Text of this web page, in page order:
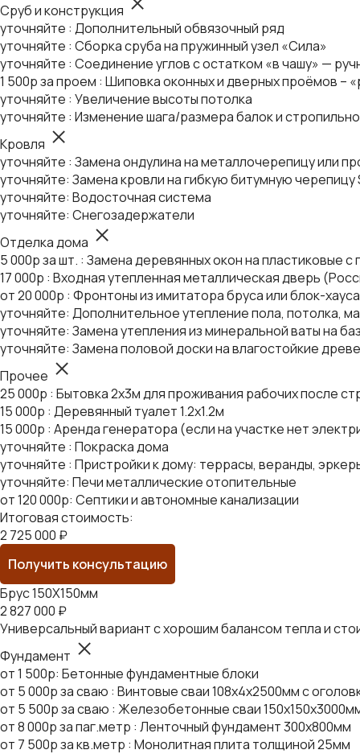
Сруб и конструкция
уточняйте : Дополнительный обвязочный ряд
уточняйте : Сборка сруба на пружинный узел «Сила»
уточняйте : Соединение углов с остатком «в чашу» —
1 500р за проем : Шиповка оконных и дверных проёмов –
уточняйте : Увеличение высоты потолка
уточняйте : Изменение шага/размера балок и
Кровля
уточняйте : Замена ондулина на металлочерепицу или
уточняйте: Замена кровли на гибкую битумную черепицу
уточняйте: Водосточная система
уточняйте: Снегозадержатели
Отделка дома
5 000р за шт. : Замена деревянных окон на пластиковые
17 000р : Входная утепленная металлическая дверь
от 20 000р : Фронтоны из имитатора бруса или блок-хауса
уточняйте: Дополнительное утепление пола, потолка,
уточняйте: Замена утепления из минеральной ваты на
уточняйте: Замена половой доски на влагостойкие
Прочее
25 000р : Бытовка 2х3м для проживания рабочих после
15 000р : Деревянный туалет 1.2х1.2м
15 000р : Аренда генератора (если на участке нет
уточняйте : Покраска дома
уточняйте : Пристройки к дому: террасы, веранды,
уточняйте: Печи металлические отопительные
от 120 000р: Септики и автономные канализации
Итоговая стоимость:
2 725 000 ₽
Получить консультацию
Брус 150Х150мм
2 827 000 ₽
Универсальный вариант с хорошим балансом тепла и
Фундамент
от 1 500р: Бетонные фундаментные блоки
от 5 000р за сваю : Винтовые сваи 108х4х2500мм с
от 5 500р за сваю : Железобетонные сваи
от 8 000р за паг.метр : Ленточный фундамент 300х800мм
от 7 500р за кв.метр : Монолитная плита толщиной 25мм